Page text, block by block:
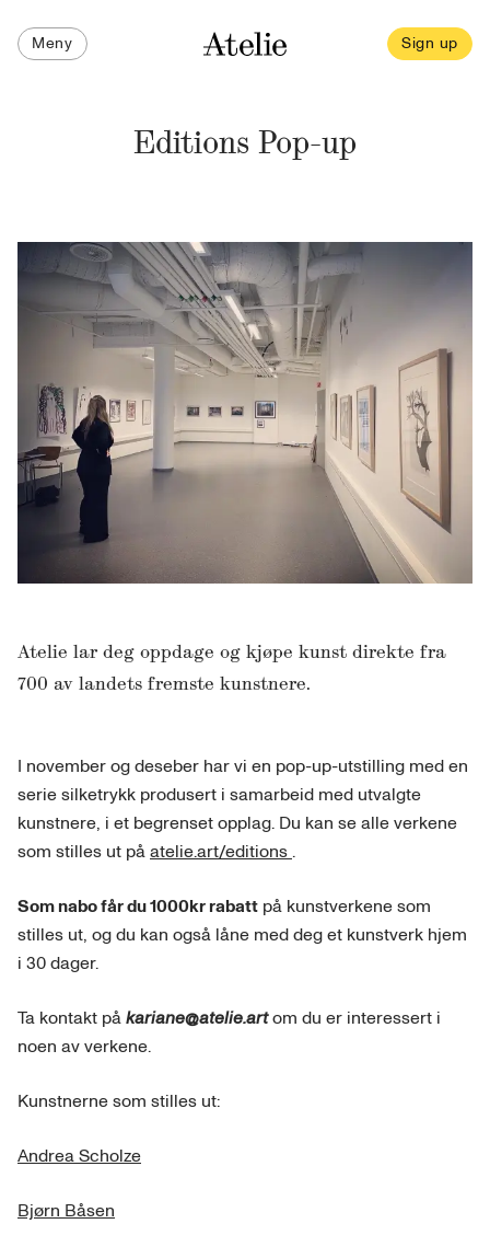
Meny Sign up
Editions Pop-up
Atelie lar deg oppdage og kjøpe kunst direkte fra
700 av landets fremste kunstnere.
I november og deseber har vi en pop-up-utstilling med en
serie silketrykk produsert i samarbeid med utvalgte
kunstnere, i et begrenset opplag. Du kan se alle verkene
som stilles ut påatelie.art/editions.
Som nabo får du 1000kr rabatt på kunstverkene som
stilles ut, og du kan også låne med deg et kunstverk hjem
i 30 dager.
Ta kontakt påkariane@atelie.artom du er interessert i
noen av verkene.
Kunstnerne som stilles ut:
Andrea Scholze
Bjørn Båsen